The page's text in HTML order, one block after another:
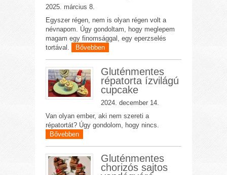
2025. március 8.
Egyszer régen, nem is olyan régen volt a
névnapom. Úgy gondoltam, hogy meglepem
magam egy finomsággal, egy eperzselés
tortával.
Bővebben
Gluténmentes
répatorta ízvilágú
cupcake
2024. december 14.
Van olyan ember, aki nem szereti a
répatortát? Úgy gondolom, hogy nincs.
Bővebben
Gluténmentes
chorizós sajtos